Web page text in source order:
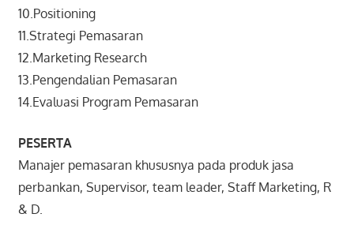
10.Positioning
11.Strategi Pemasaran
12.Marketing Research
13.Pengendalian Pemasaran
14.Evaluasi Program Pemasaran
PESERTA
Manajer pemasaran khususnya pada produk jasa
perbankan, Supervisor, team leader, Staff Marketing, R
& D.